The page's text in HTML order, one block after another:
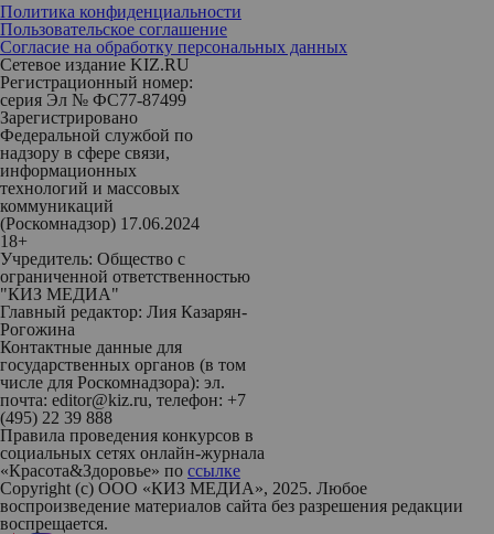
Политика конфиденциальности
Пользовательское соглашение
Согласие на обработку персональных данных
Сетевое издание KIZ.RU
Регистрационный номер:
серия Эл № ФС77-87499
Зарегистрировано
Федеральной службой по
надзору в сфере связи,
информационных
технологий и массовых
коммуникаций
(Роскомнадзор) 17.06.2024
18+
Учредитель: Общество с
ограниченной ответственностью
"КИЗ МЕДИА"
Главный редактор: Лия Казарян-
Рогожина
Контактные данные для
государственных органов (в том
числе для Роскомнадзора): эл.
почта: editor@kiz.ru, телефон: +7
(495) 22 39 888
Правила проведения конкурсов в
социальных сетях онлайн-журнала
«Красота&Здоровье» по ссылке
Copyright (с) ООО «КИЗ МЕДИА», 2025. Любое
воспроизведение материалов сайта без разрешения редакции
воспрещается.